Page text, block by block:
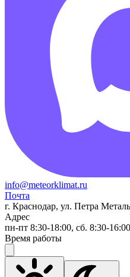
info@meteorklimat.ru
Почта
г. Краснодар, ул. Петра
Адрес
пн-пт 8:30-18:00, сб. 8:30-
Время работы